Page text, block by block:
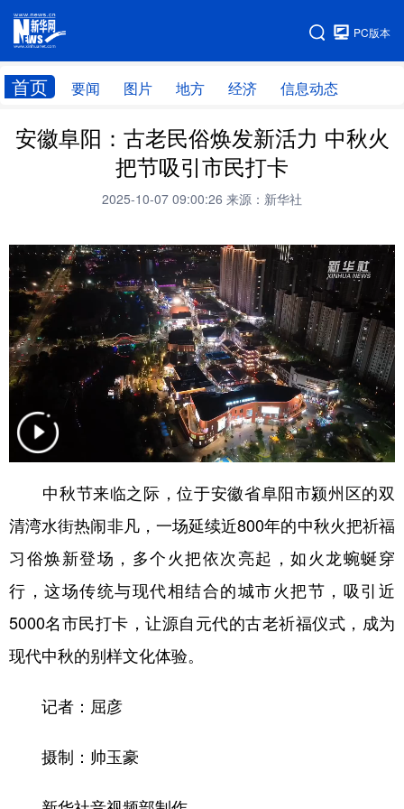
PC版本
首页 要闻 图片 地方 经济 信息动态
网站地图
首页 学习进行时
安徽阜阳：古老民俗焕发新活力 中秋火
把节吸引市民打卡
2025-10-07 09:00:26 来源：新华社
中秋节来临之际，位于安徽省阜阳市颍州区的双
清湾水街热闹非凡，一场延续近800年的中秋火把祈福
习俗焕新登场，多个火把依次亮起，如火龙蜿蜒穿
行，这场传统与现代相结合的城市火把节，吸引近
5000名市民打卡，让源自元代的古老祈福仪式，成为
现代中秋的别样文化体验。
记者：屈彦
摄制：帅玉豪